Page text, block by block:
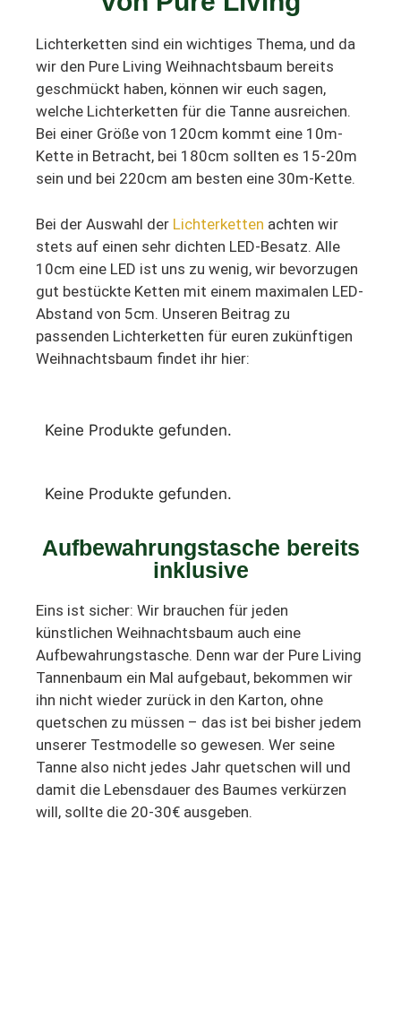
Lichterketten sind ein wichtiges Thema, und da
wir den Pure Living Weihnachtsbaum bereits
geschmückt haben, können wir euch sagen,
welche Lichterketten für die Tanne ausreichen.
Bei einer Größe von 120cm kommt eine 10m-
Kette in Betracht, bei 180cm sollten es 15-20m
sein und bei 220cm am besten eine 30m-Kette.
Bei der Auswahl der Lichterketten achten wir
stets auf einen sehr dichten LED-Besatz. Alle
10cm eine LED ist uns zu wenig, wir bevorzugen
gut bestückte Ketten mit einem maximalen LED-
Abstand von 5cm. Unseren Beitrag zu
passenden Lichterketten für euren zukünftigen
Weihnachtsbaum findet ihr hier:
Keine Produkte gefunden.
Keine Produkte gefunden.
Aufbewahrungstasche bereits
inklusive
Eins ist sicher: Wir brauchen für jeden
künstlichen Weihnachtsbaum auch eine
Aufbewahrungstasche. Denn war der Pure Living
Tannenbaum ein Mal aufgebaut, bekommen wir
ihn nicht wieder zurück in den Karton, ohne
quetschen zu müssen – das ist bei bisher jedem
unserer Testmodelle so gewesen. Wer seine
Tanne also nicht jedes Jahr quetschen will und
damit die Lebensdauer des Baumes verkürzen
will, sollte die 20-30€ ausgeben.